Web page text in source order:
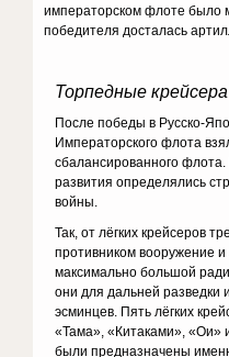
императорском флоте было
победителя досталась
Торпедные
После победы в Русско-
Императорского флота
сбалансированного
развития определялись
войны.
Так, от лёгких крейсеров
противником вооружение
максимально большой
они для дальней разведки
эсминцев. Пять лёгких
«Тама», «Китаками», «Ои»
были предназначены